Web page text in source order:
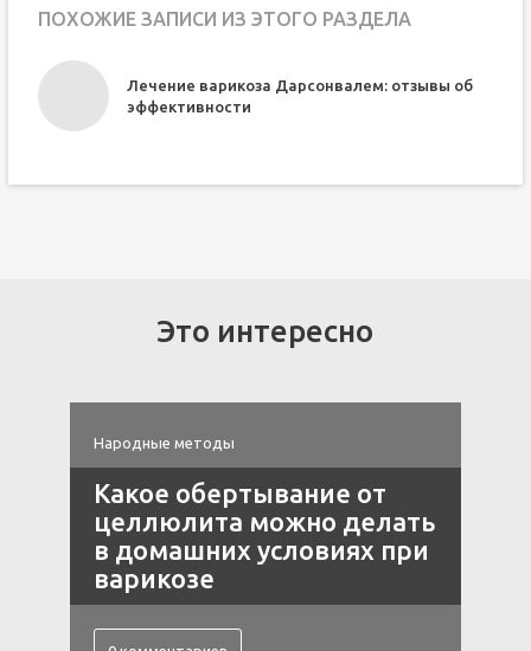
ПОХОЖИЕ ЗАПИСИ ИЗ ЭТОГО РАЗДЕЛА
Лечение варикоза Дарсонвалем: отзывы об
эффективности
Это интересно
Народные методы
Какое обертывание от
целлюлита можно делать
в домашних условиях при
варикозе